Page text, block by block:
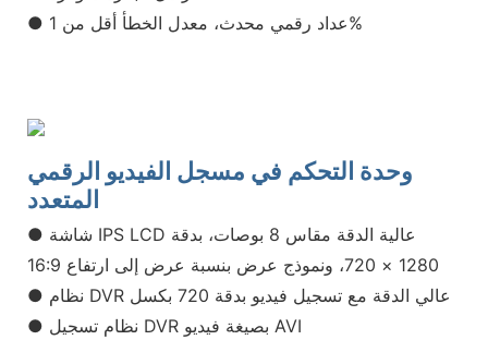
● عداد رقمي محدث، معدل الخطأ أقل من 1%
وحدة التحكم في مسجل الفيديو الرقمي
● شاشة IPS LCD عالية الدقة مقاس 8 بوصات، بدقة
● نظام تسجيل DVR بصيغة فيديو AVI